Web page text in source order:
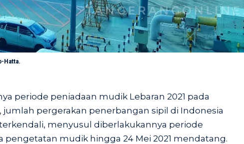
Hatta.
periode peniadaan mudik Lebaran 2021 pada
jumlah pergerakan penerbangan sipil di Indonesia
menyusul diberlakukannya periode
pengetatan mudik hingga 24 Mei 2021 mendatang.